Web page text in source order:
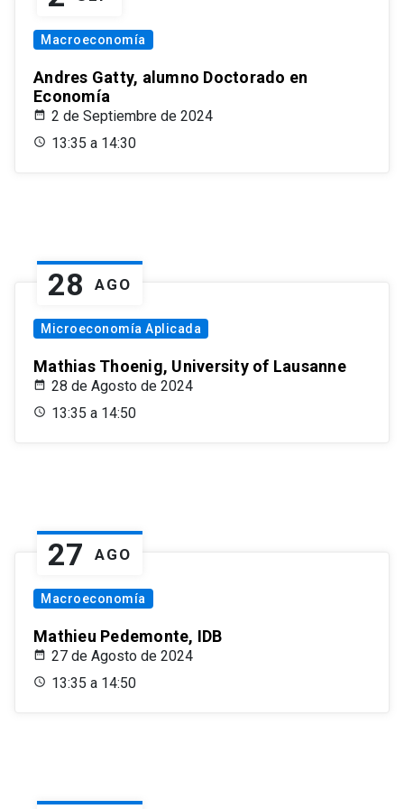
Macroeconomía
Andres Gatty, alumno Doctorado en
Economía
2 de Septiembre de 2024
13:35 a 14:30
28 AGO
Microeconomía Aplicada
Mathias Thoenig, University of Lausanne
28 de Agosto de 2024
13:35 a 14:50
27 AGO
Macroeconomía
Mathieu Pedemonte, IDB
27 de Agosto de 2024
13:35 a 14:50